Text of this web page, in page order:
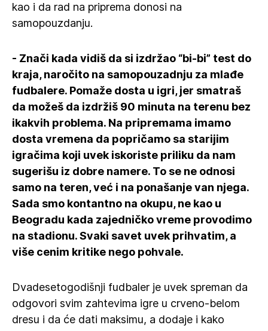
kao i da rad na priprema donosi na
samopouzdanju.
- Znači kada vidiš da si izdržao “bi-bi” test do
kraja, naročito na samopouzadnju za mlađe
fudbalere. Pomaže dosta u igri, jer smatraš
da možeš da izdržiš 90 minuta na terenu bez
ikakvih problema. Na pripremama imamo
dosta vremena da popričamo sa starijim
igračima koji uvek iskoriste priliku da nam
sugerišu iz dobre namere. To se ne odnosi
samo na teren, već i na ponašanje van njega.
Sada smo kontantno na okupu, ne kao u
Beogradu kada zajedničko vreme provodimo
na stadionu. Svaki savet uvek prihvatim, a
više cenim kritike nego pohvale.
Dvadesetogodišnji fudbaler je uvek spreman da
odgovori svim zahtevima igre u crveno-belom
dresu i da će dati maksimu, a dodaje i kako